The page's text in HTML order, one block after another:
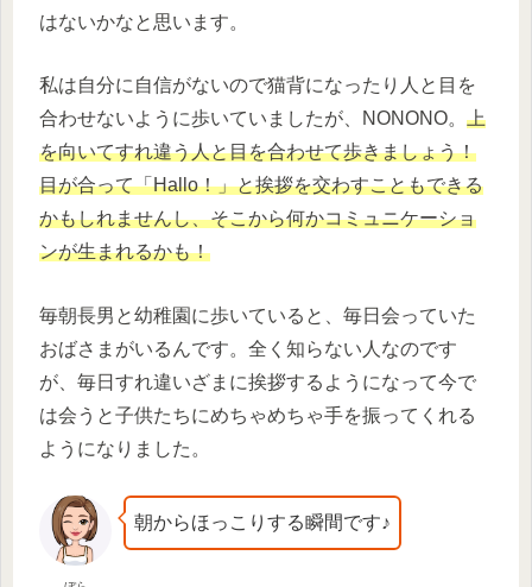
はないかなと思います。
私は自分に自信がないので猫背になったり人と目を
合わせないように歩いていましたが、NONONO。 上
を向いてすれ違う人と目を合わせて歩きましょう！
目が合って「Hallo！」と挨拶を交わすこともできる
かもしれませんし、そこから何かコミュニケーショ
ンが生まれるかも！
毎朝長男と幼稚園に歩いていると、毎日会っていた
おばさまがいるんです。全く知らない人なのです
が、毎日すれ違いざまに挨拶するようになって今で
は会うと子供たちにめちゃめちゃ手を振ってくれる
ようになりました。
朝からほっこりする瞬間です♪